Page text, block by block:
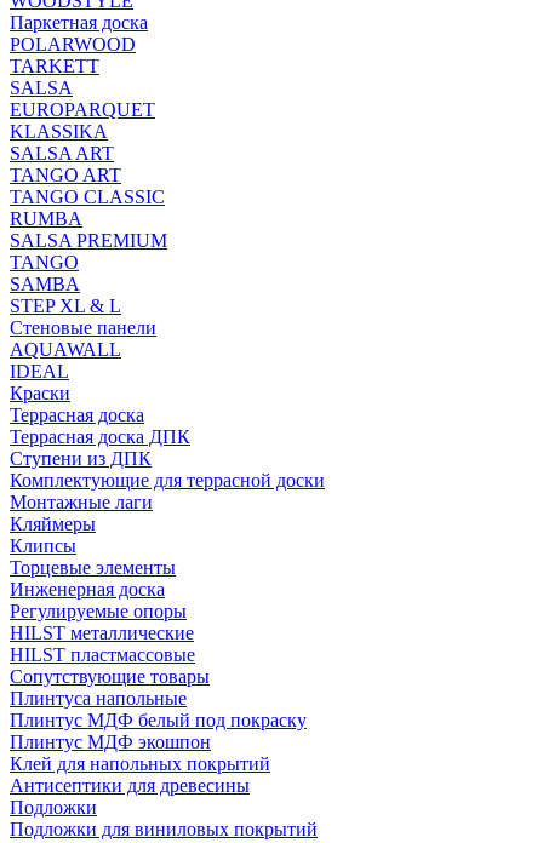
Паркетная доска
POLARWOOD
TARKETT
SALSA
EUROPARQUET
KLASSIKA
SALSA ART
TANGO ART
TANGO CLASSIC
RUMBA
SALSA PREMIUM
TANGO
SAMBA
STEP XL & L
Стеновые панели
AQUAWALL
IDEAL
Краски
Террасная доска
Террасная доска ДПК
Ступени из ДПК
Комплектующие для террасной доски
Монтажные лаги
Кляймеры
Клипсы
Торцевые элементы
Инженерная доска
Регулируемые опоры
HILST металлические
HILST пластмассовые
Сопутствующие товары
Плинтуса напольные
Плинтус МДФ белый под покраску
Плинтус МДФ экошпон
Клей для напольных покрытий
Антисептики для древесины
Подложки
Подложки для виниловых покрытий